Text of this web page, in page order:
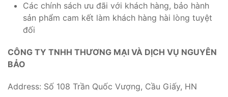
Các chính sách ưu đãi với khách hàng, bảo hành
sản phẩm cam kết làm khách hàng hài lòng tuyệt
đối
CÔNG TY TNHH THƯƠNG MẠI VÀ DỊCH VỤ NGUYÊN
BẢO
Address: Số 108 Trần Quốc Vượng, Cầu Giấy, HN